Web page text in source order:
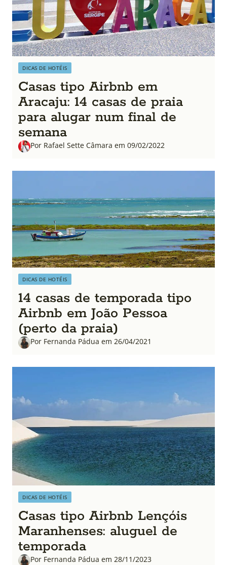
DICAS DE HOTÉIS
Casas tipo Airbnb em
Aracaju: 14 casas de praia
para alugar num final de
semana
Por Rafael Sette Câmara em 09/02/2022
DICAS DE HOTÉIS
14 casas de temporada tipo
Airbnb em João Pessoa
(perto da praia)
Por Fernanda Pádua em 26/04/2021
DICAS DE HOTÉIS
Casas tipo Airbnb Lençóis
Maranhenses: aluguel de
temporada
Por Fernanda Pádua em 28/11/2023